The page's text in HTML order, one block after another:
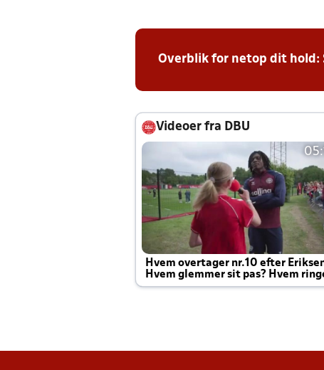
Overblik for netop dit hold:
Videoer fra DBU
Hvem overtager nr.10 efter
Hvem glemmer sit pas? Hvem
Joachim altid til efter kampe?